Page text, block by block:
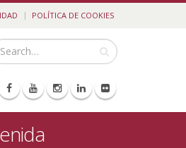
POLÍTICA DE COOKIES